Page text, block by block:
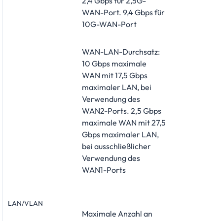
WAN-Port. 9,4 Gbps für
10G-WAN-Port
WAN-LAN-Durchsatz:
10 Gbps maximale
WAN mit 17,5 Gbps
maximaler LAN, bei
Verwendung des
WAN2-Ports. 2,5 Gbps
maximale WAN mit 27,5
Gbps maximaler LAN,
bei ausschließlicher
Verwendung des
WAN1-Ports
LAN/VLAN
Maximale Anzahl an